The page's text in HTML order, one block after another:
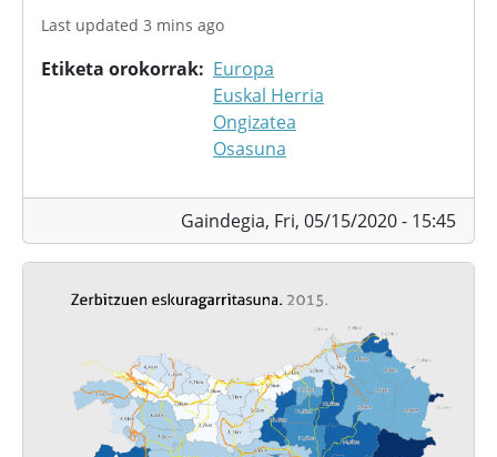
Last updated 3 mins ago
Etiketa orokorrak
Europa
Euskal Herria
Ongizatea
Osasuna
Gaindegia, Fri, 05/15/2020 - 15:45